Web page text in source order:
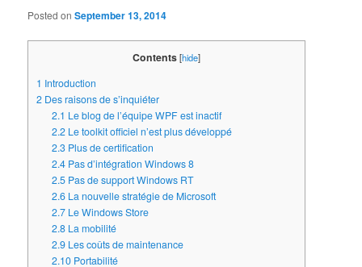
Posted onSeptember 13, 2014
Contents[hide]
1 Introduction
2 Des raisons de s’inquiéter
2.1 Le blog de l’équipe WPF est inactif
2.2Le toolkit officiel n’est plus développé
2.3Plus de certification
2.4Pas d’intégration Windows 8
2.5Pas de support Windows RT
2.6La nouvelle stratégie de Microsoft
2.7Le Windows Store
2.8La mobilité
2.9Les coûts de maintenance
2.10Portabilité